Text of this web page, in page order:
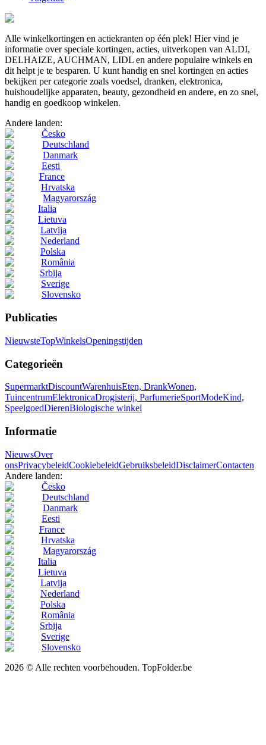
Alle winkelkortingen en actiekranten op één plek! Hier vind je
informatie over speciale kortingen, acties, uitverkopen van ALDI,
DELHAIZE, AUCHMAN, LIDL en andere populaire winkels en
dit helpt je te besparen. U kunt handig en snel kortingen en acties
bekijken per categorie zoals voedsel, dranken, elektronica,
huishoudelijke apparaten, beauty, gezondheid en andere, en zo snel,
handig en goedkoop winkelen.
Andere landen:
Česko
Deutschland
Danmark
Eesti
France
Hrvatska
Magyarország
Italia
Lietuva
Latvija
Nederland
Polska
România
Srbija
Sverige
Slovensko
Publicaties
NieuwsteTopWinkelsOpeningstijden
Categorieën
SupermarktDiscountWarenhuisEten, DrankWonen,
TuincentrumElektronicaDrogisterij, ParfumerieSportModeKind,
SpeelgoedDierenBiologische winkel
Informatie
NieuwsOver
onsPrivacybeleidCookiebeleidGebruiksbeleidDisclaimerContacten
Andere landen:
Česko
Deutschland
Danmark
Eesti
France
Hrvatska
Magyarország
Italia
Lietuva
Latvija
Nederland
Polska
România
Srbija
Sverige
Slovensko
2026 © Alle rechten voorbehouden. TopFolder.be